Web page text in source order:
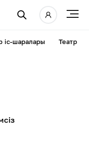
іс-шаралары Театр